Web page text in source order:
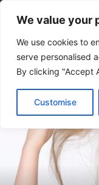
We value your
We use cookies to
serve personalised
By clicking "Accept
Customise
Home ΣΤΗΛΕΣ
ΣΤΗΛΕΣ